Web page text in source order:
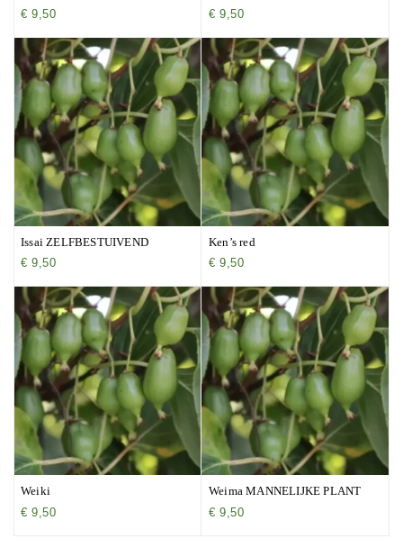
€ 9,50
€ 9,50
Issai ZELFBESTUIVEND
€ 9,50
Ken’s red
€ 9,50
Weiki
€ 9,50
Weima MANNELIJKE PLANT
€ 9,50